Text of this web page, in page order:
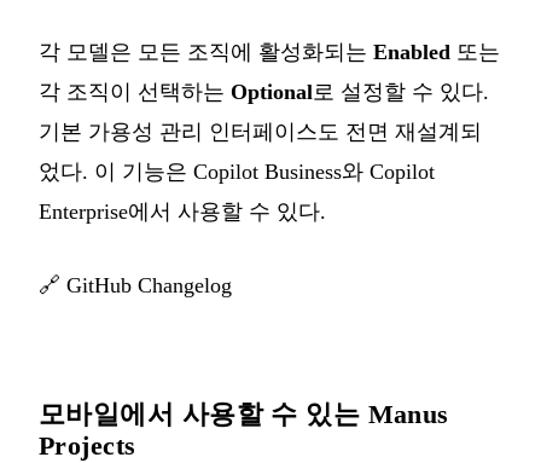
각 모델은 모든 조직에 활성화되는 Enabled 또는
각 조직이 선택하는 Optional로 설정할 수 있다.
기본 가용성 관리 인터페이스도 전면 재설계되
었다. 이 기능은 Copilot Business와 Copilot
Enterprise에서 사용할 수 있다.
🔗 GitHub Changelog
모바일에서 사용할 수 있는 Manus
Projects